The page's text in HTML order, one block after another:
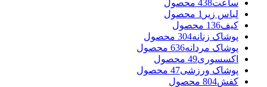
ساعت438 محصول
لباس زیر 1 محصول
کیف136 محصول
پوشاک زنانه304 محصول
پوشاک مردانه636 محصول
اکسسوری49 محصول
پوشاک ورزشی47 محصول
کفش804 محصول